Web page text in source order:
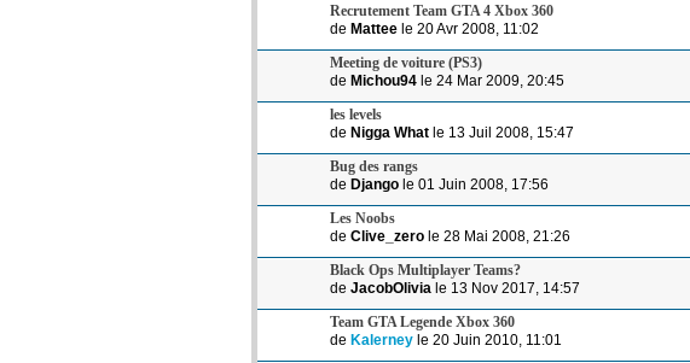
Recrutement Team GTA 4 Xbox 360
de Mattee le 20 Avr 2008, 11:02
Meeting de voiture (PS3)
de Michou94 le 24 Mar 2009, 20:45
les levels
de Nigga What le 13 Juil 2008, 15:47
Bug des rangs
de Django le 01 Juin 2008, 17:56
Les Noobs
de Clive_zero le 28 Mai 2008, 21:26
Black Ops Multiplayer Teams?
de JacobOlivia le 13 Nov 2017, 14:57
Team GTA Legende Xbox 360
de Kalerney le 20 Juin 2010, 11:01